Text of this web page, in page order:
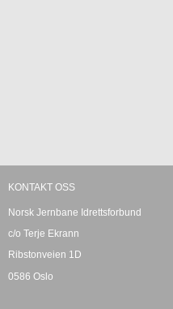
KONTAKT OSS
Norsk Jernbane Idrettsforbund
c/o Terje Ekrann
Ribstonveien 1D
0586 Oslo